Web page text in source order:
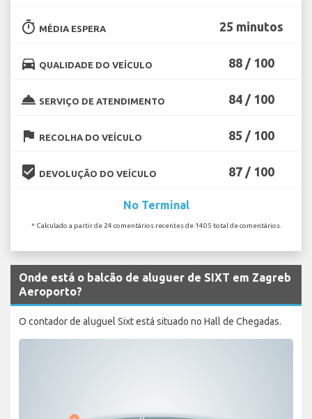
timer MÉDIA ESPERA 25 minutos
directions_car QUALIDADE DO VEÍCULO 88 / 100
room_service SERVIÇO DE ATENDIMENTO 84 / 100
flag RECOLHA DO VEÍCULO 85 / 100
beenhere DEVOLUÇÃO DO VEÍCULO 87 / 100
No Terminal
* Calculado a partir de 24 comentários recentes de 1405 total de comentários.
Onde está o balcão de aluguer de SIXT em Zagreb
Aeroporto?
O contador de aluguel Sixt está situado no Hall de Chegadas.